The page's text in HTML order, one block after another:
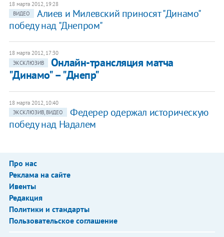
18 марта 2012, 19:28
ВИДЕО
Алиев и Милевский приносят "Динамо"
победу над "Днепром"
18 марта 2012, 17:30
ЭКСКЛЮЗИВ
Онлайн-трансляция матча
"Динамо" – "Днепр"
18 марта 2012, 10:40
ЭКСКЛЮЗИВ, ВИДЕО
​Федерер одержал историческую
победу над Надалем
Про нас
Реклама на сайте
Ивенты
Редакция
Политики и стандарты
Пользовательское соглашение